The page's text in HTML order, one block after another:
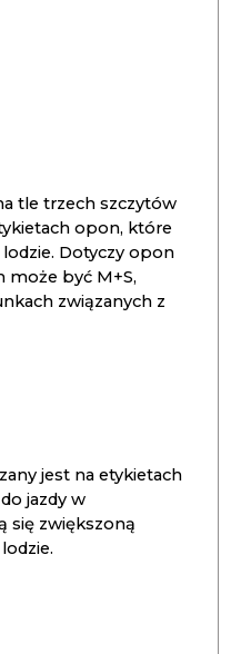
tle trzech szczytów
opon, które
Dotyczy opon
może być M+S,
związanych z
jest na etykietach
jazdy w
się zwiększoną